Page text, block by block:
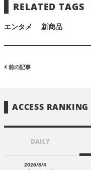
RELATED TAGS
エンタメ 新商品
前の記事
ACCESS RANKING
DAILY
2026/8/4